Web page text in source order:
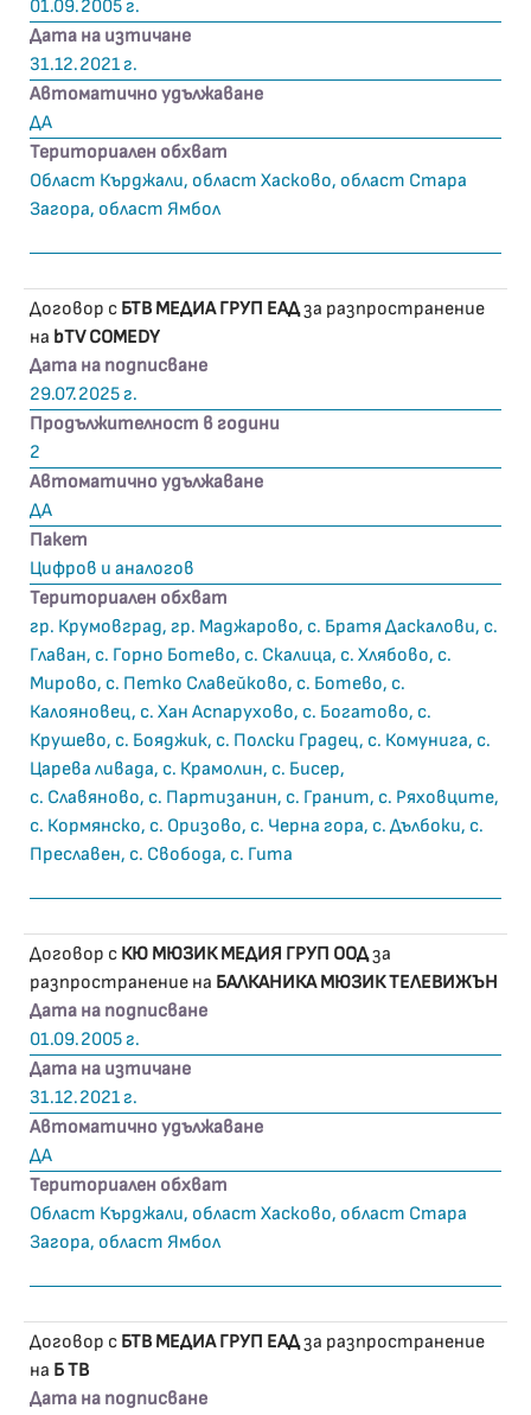
01.09.2005 г.
Дата на изтичане
31.12.2021 г.
Автоматично удължаване
ДА
Териториален обхват
Област Кърджали, област Хасково, област Стара
Загора, област Ямбол
Договор с БТВ МЕДИА ГРУП ЕАДза разпространение
на bTV COMEDY
Дата на подписване
29.07.2025 г.
Продължителност в години
2
Автоматично удължаване
ДА
Пакет
Цифров и аналогов
Териториален обхват
гр. Крумовград, гр. Маджарово, с. Братя Даскалови, с.
Главан, с. Горно Ботево, с. Скалица, с. Хлябово, с.
Мирово, с. Петко Славейково, с. Ботево, с.
Калояновец, с. Хан Аспарухово, с. Богатово, с.
Крушево, с. Бояджик, с. Полски Градец, с. Комунига, с.
Царева ливада, с. Крамолин, с. Бисер,
с. Славяново, с. Партизанин, с. Гранит, с. Ряховците,
с. Кормянско, с. Оризово, с. Черна гора, с. Дълбоки, с.
Преславен, с. Свобода, с. Гита
Договор с КЮ МЮЗИК МЕДИЯ ГРУП ООДза
разпространение на БАЛКАНИКА МЮЗИК ТЕЛЕВИЖЪН
Дата на подписване
01.09.2005 г.
Дата на изтичане
31.12.2021 г.
Автоматично удължаване
ДА
Териториален обхват
Област Кърджали, област Хасково, област Стара
Загора, област Ямбол
Договор с БТВ МЕДИА ГРУП ЕАДза разпространение
на Б ТВ
Дата на подписване